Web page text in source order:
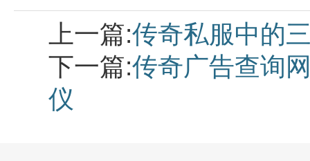
上一篇:传奇私服中的
下一篇:传奇广告查询
仪